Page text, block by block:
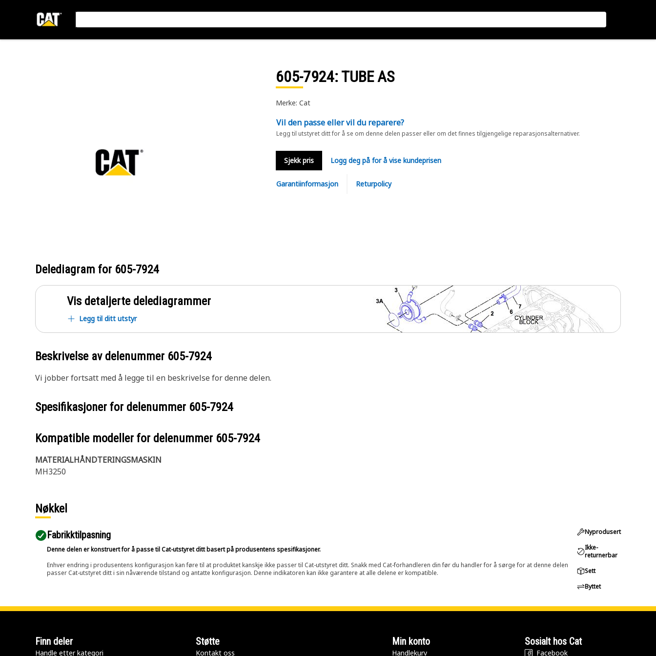
605-7924: TUBE AS
Merke: Cat
Vil den passe eller vil du reparere?
Legg til utstyret ditt for å se om denne delen passer eller om det finnes tilgjengelige reparasjonsalternativer.
Sjekk pris Logg deg på for å vise kundeprisen
Garantiinformasjon Returpolicy
Delediagram for 605-7924
Vis detaljerte delediagrammer
Legg til ditt utstyr
Beskrivelse av delenummer 605-7924
Vi jobber fortsatt med å legge til en beskrivelse for denne delen.
Spesifikasjoner for delenummer 605-7924
Kompatible modeller for delenummer 605-7924
MATERIALHÅNDTERINGSMASKIN
MH3250
Nøkkel
Fabrikktilpasning
Denne delen er konstruert for å passe til Cat-utstyret ditt basert på produsentens spesifikasjoner.
Enhver endring i produsentens konfigurasjon kan føre til at produktet kanskje ikke passer til Cat-utstyret ditt. Snakk med Cat-forhandleren din før du handler for å sørge for at denne delen
passer Cat-utstyret ditt i sin nåværende tilstand og antatte konfigurasjon. Denne indikatoren kan ikke garantere at alle delene er kompatible.
Nyprodusert
Ikke-
returnerbar
Sett
Byttet
Finn deler
Handle etter kategori
Støtte
Kontakt oss
Min konto
Handlekurv
Sosialt hos Cat
Facebook